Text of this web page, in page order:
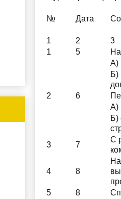
№ Дата
1 2
3
1
5
А)
Б)
2
6
А)
Б)
3
7
С
4 8
5
8